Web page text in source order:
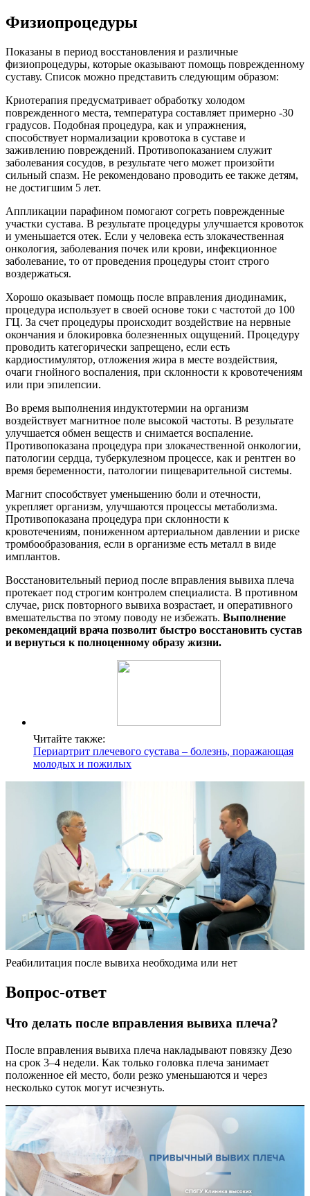
Физиопроцедуры
Показаны в период восстановления и различные
физиопроцедуры, которые оказывают помощь поврежденному
суставу. Список можно представить следующим образом:
Криотерапия предусматривает обработку холодом
поврежденного места, температура составляет примерно -30
градусов. Подобная процедура, как и упражнения,
способствует нормализации кровотока в суставе и
заживлению повреждений. Противопоказанием служит
заболевания сосудов, в результате чего может произойти
сильный спазм. Не рекомендовано проводить ее также детям,
не достигшим 5 лет.
Аппликации парафином помогают согреть поврежденные
участки сустава. В результате процедуры улучшается кровоток
и уменьшается отек. Если у человека есть злокачественная
онкология, заболевания почек или крови, инфекционное
заболевание, то от проведения процедуры стоит строго
воздержаться.
Хорошо оказывает помощь после вправления диодинамик,
процедура использует в своей основе токи с частотой до 100
ГЦ. За счет процедуры происходит воздействие на нервные
окончания и блокировка болезненных ощущений. Процедуру
проводить категорически запрещено, если есть
кардиостимулятор, отложения жира в месте воздействия,
очаги гнойного воспаления, при склонности к кровотечениям
или при эпилепсии.
Во время выполнения индуктотермии на организм
воздействует магнитное поле высокой частоты. В результате
улучшается обмен веществ и снимается воспаление.
Противопоказана процедура при злокачественной онкологии,
патологии сердца, туберкулезном процессе, как и рентген во
время беременности, патологии пищеварительной системы.
Магнит способствует уменьшению боли и отечности,
укрепляет организм, улучшаются процессы метаболизма.
Противопоказана процедура при склонности к
кровотечениям, пониженном артериальном давлении и риске
тромбообразования, если в организме есть металл в виде
имплантов.
Восстановительный период после вправления вывиха плеча
протекает под строгим контролем специалиста. В противном
случае, риск повторного вывиха возрастает, и оперативного
вмешательства по этому поводу не избежать. Выполнение
рекомендаций врача позволит быстро восстановить сустав
и вернуться к полноценному образу жизни.
Читайте также:
Периартрит плечевого сустава – болезнь, поражающая
молодых и пожилых
Реабилитация после вывиха необходима или нет
Вопрос-ответ
Что делать после вправления вывиха плеча?
После вправления вывиха плеча накладывают повязку Дезо
на срок 3–4 недели. Как только головка плеча занимает
положенное ей место, боли резко уменьшаются и через
несколько суток могут исчезнуть.